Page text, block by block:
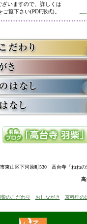
ざいますので、詳しくは
ご覧下さい(PDF形式)。
5/
東山区下河原町530 高台寺「ねねの
高
柴のこだわり おしながき 京料理の